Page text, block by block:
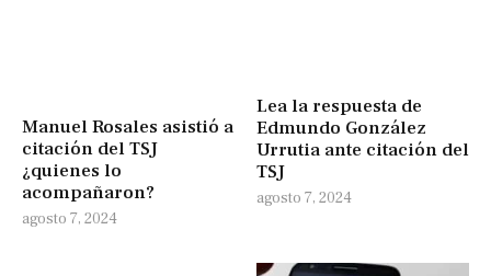
Manuel Rosales asistió a
citación del TSJ
¿quienes lo
acompañaron?
agosto 7, 2024
Lea la respuesta de
Edmundo González
Urrutia ante citación del
TSJ
agosto 7, 2024